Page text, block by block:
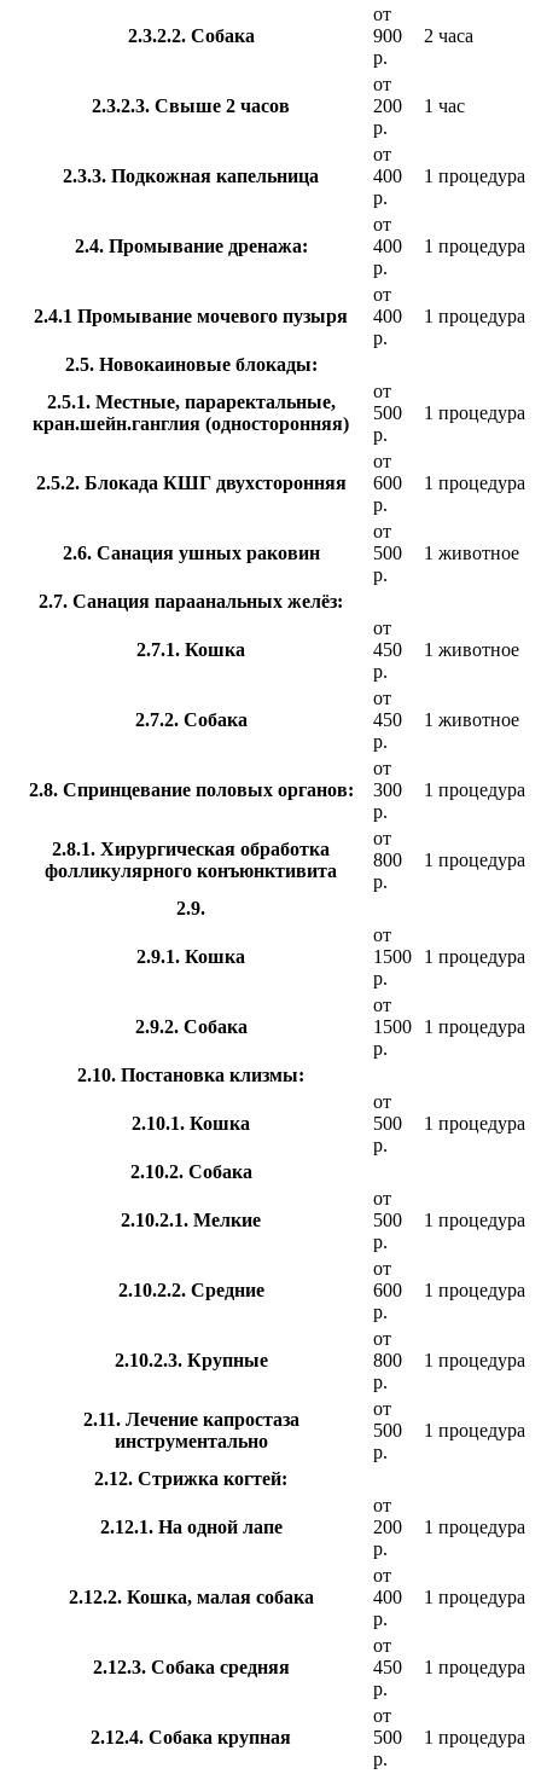
2.3.2.2. Собака
от
900
р.
2 часа
2.3.2.3. Свыше 2 часов
от
200
р.
1 час
2.3.3. Подкожная капельница
от
400
р.
1 процедура
2.4. Промывание дренажа:
от
400
р.
1 процедура
2.4.1 Промывание мочевого пузыря
от
400
р.
1 процедура
2.5. Новокаиновые блокады:
2.5.1. Местные, параректальные,
кран.шейн.ганглия (односторонняя)
от
500
р.
1 процедура
2.5.2. Блокада КШГ двухсторонняя
от
600
р.
1 процедура
2.6. Санация ушных раковин
от
500
р.
1 животное
2.7. Санация параанальных желёз:
2.7.1. Кошка
от
450
р.
1 животное
2.7.2. Собака
от
450
р.
1 животное
2.8. Спринцевание половых органов:
от
300
р.
1 процедура
2.8.1. Хирургическая обработка
фолликулярного конъюнктивита
от
800
р.
1 процедура
2.9.
2.9.1. Кошка
от
1500
р.
1 процедура
2.9.2. Собака
от
1500
р.
1 процедура
2.10. Постановка клизмы:
2.10.1. Кошка
от
500
р.
1 процедура
2.10.2. Собака
2.10.2.1. Мелкие
от
500
р.
1 процедура
2.10.2.2. Средние
от
600
р.
1 процедура
2.10.2.3. Крупные
от
800
р.
1 процедура
2.11. Лечение капростаза
инструментально
от
500
р.
1 процедура
2.12. Стрижка когтей:
2.12.1. На одной лапе
от
200
р.
1 процедура
2.12.2. Кошка, малая собака
от
400
р.
1 процедура
2.12.3. Собака средняя
от
450
р.
1 процедура
2.12.4. Собака крупная
от
500
р.
1 процедура